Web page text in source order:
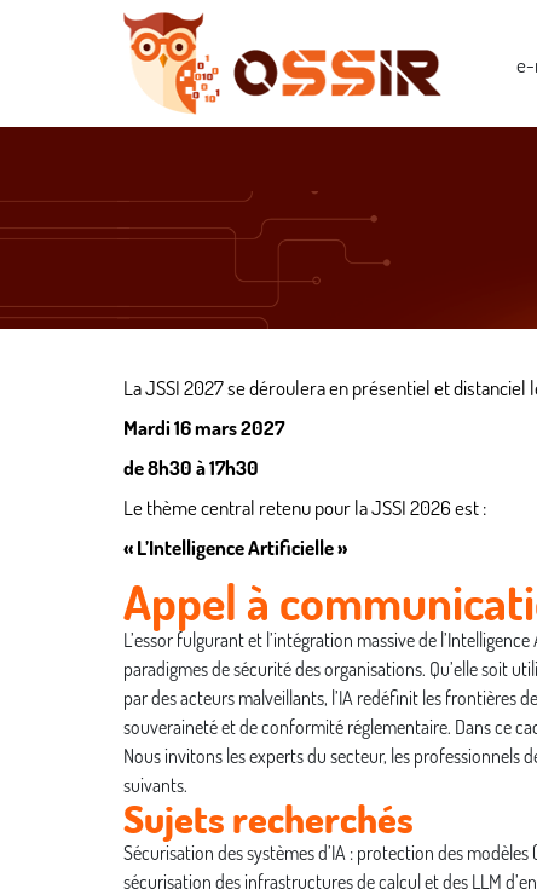
e-
LaJSSI2027 se déroulera en présentiel et distanciel
Mardi 16 mars 2027
de 8h30 à 17h30
Le thème central retenu pour laJSSI2026 est :
« L’Intelligence Artificielle »
Appel à
L’essor fulgurant et l’intégration massive de
paradigmes de sécurité des organisations. Qu’elle soit
par des acteurs malveillants, l’IA redéfinit les frontières
souveraineté et de conformité réglementaire. Dans ce
Nous invitons les experts du secteur, les professionnels
suivants.
Sujets recherchés
Sécurisation des systèmes d’IA : protection des
sécurisation des infrastructures de calcul et des LLM